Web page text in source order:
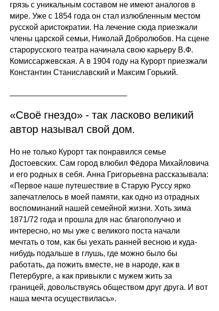
грязь с уникальным составом не имеют аналогов в
мире. Уже с 1854 года он стал излюбленным местом
русской аристократии. На лечение сюда приезжали
члены царской семьи, Николай Добролюбов. На сцене
старорусского театра начинала свою карьеру В.Ф.
Комиссаржевская. А в 1904 году на Курорт приезжали
Константин Станиславский и Максим Горький.
«Своё гнездо» - так ласково великий
автор называл свой дом.
Но не только Курорт так понравился семье
Достоевских. Сам город влюбил Фёдора Михайловича
и его родных в себя. Анна Григорьевна рассказывала:
«Первое наше путешествие в Старую Руссу ярко
запечатлелось в моей памяти, как одно из отрадных
воспоминаний нашей семейной жизни. Хоть зима
1871/72 года и прошла для нас благополучно и
интересно, но мы уже с великого поста начали
мечтать о том, как бы уехать ранней весною и куда-
нибудь подальше в глушь, где можно было бы
работать, да пожить вместе, не в народе, как в
Петербурге, а как привыкли с мужем жить за
границей, довольствуясь обществом друг друга. И вот
наша мечта осуществилась».